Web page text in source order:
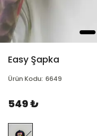
Easy Şapka
Ürün Kodu: 6649
549 ₺